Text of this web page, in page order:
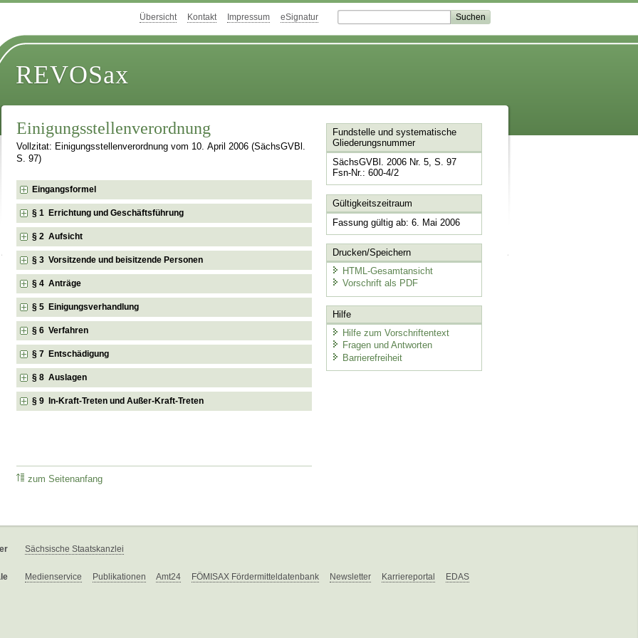
Übersicht Kontakt Impressum eSignatur
REVOSax
Einigungsstellenverordnung
Vollzitat: Einigungsstellenverordnung vom 10. April 2006 (SächsGVBl.
S. 97)
Eingangsformel
§ 1 Errichtung und Geschäftsführung
§ 2 Aufsicht
§ 3 Vorsitzende und beisitzende Personen
§ 4 Anträge
§ 5 Einigungsverhandlung
§ 6 Verfahren
§ 7 Entschädigung
§ 8 Auslagen
§ 9 In-Kraft-Treten und Außer-Kraft-Treten
zum Seitenanfang
Fundstelle und systematische
Gliederungsnummer
SächsGVBl. 2006 Nr. 5, S. 97
Fsn-Nr.: 600-4/2
Gültigkeitszeitraum
Fassung gültig ab: 6. Mai 2006
Drucken/Speichern
HTML-Gesamtansicht
Vorschrift als PDF
Hilfe
Hilfe zum Vorschriftentext
Fragen und Antworten
Barrierefreiheit
Sächsische Staatskanzlei
Medienservice Publikationen Amt24 FÖMISAX Fördermitteldatenbank Newsletter Karriereportal EDAS